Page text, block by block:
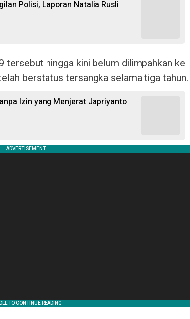
Polisi, Laporan Natalia Rusli
tersebut hingga kini belum dilimpahkan ke
berstatus tersangka selama tiga tahun.
Izin yang Menjerat Japriyanto